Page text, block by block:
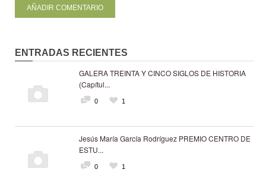
ENTRADAS RECIENTES
GALERA TREINTA Y CINCO SIGLOS DE HISTORIA
(Capítul...
0 1
Jesús María García Rodríguez PREMIO CENTRO DE
ESTU...
0 1